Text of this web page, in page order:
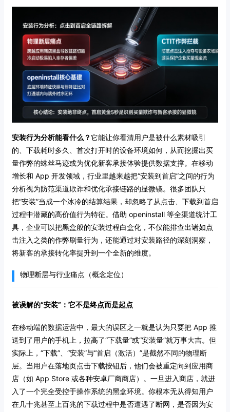
安装行为分析能看什么？它能让你看清用户是被什么素材吸引
的、下载耗时多久、首次打开时的设备环境如何，从而挖掘出买
量作弊的蛛丝马迹或为优化新客承接体验提供数据支撑。在移动
增长和 App 开发领域，行业里越来越把“安装到首启”之间的行为
分析视为防范渠道欺诈和优化承接链路的显微镜。很多团队只
把“安装”当成一个冰冷的结算结果，却忽略了从点击、下载到首启
过程中潜藏的高价值行为特征。借助 openinstall 等全渠道统计工
具，企业可以把黑盒般的安装过程白盒化，不仅能排查出诸如点
击注入之类的作弊刷量行为，还能通过对安装路径的深刻洞察，
将新客的承接转化率提升到一个全新的维度。
物理断层与行业痛点（概念定位）
被误解的“安装”：它不是终点而是起点
在移动端的数据运营中，最大的误区之一就是认为只要把 App 推
送到了用户的手机上，拉高了“下载量”或“安装量”就万事大吉。但
实际上，“下载”、“安装”与“首启（激活）”是截然不同的物理断
层。当用户在落地页点击下载按钮后，他们会被重定向到应用商
店（如 App Store 或各种安卓厂商商店）。一旦进入商店，就进
入了一个完全受控于操作系统的黑盒环境。你根本无从得知用户
在几十兆甚至上百兆的下载过程中是否遭遇了断网，是否因为安